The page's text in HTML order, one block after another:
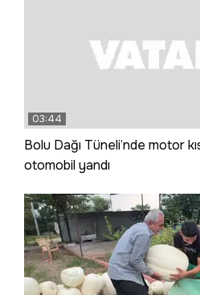
03:44
Bolu Dağı Tüneli’nde motor
otomobil yandı